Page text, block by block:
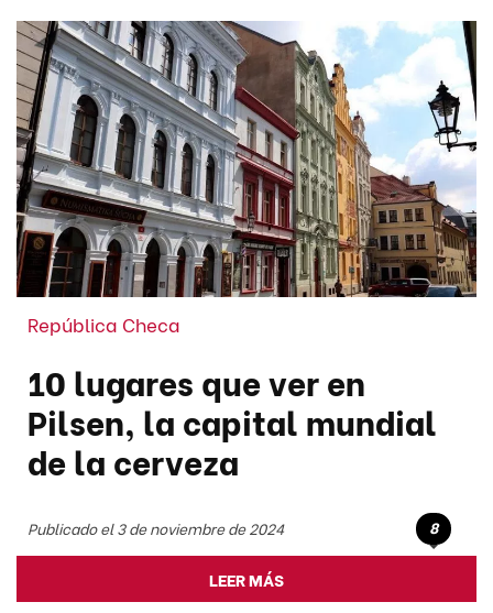
República Checa
10 lugares que ver en
Pilsen, la capital mundial
de la cerveza
Publicado el 3 de noviembre de 2024 8
LEER MÁS